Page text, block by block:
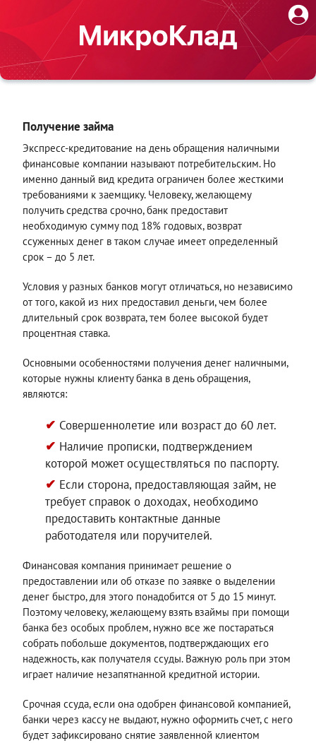
Получение займа
Экспресс-кредитование на день обращения наличными
финансовые компании называют потребительским. Но
именно данный вид кредита ограничен более жесткими
требованиями к заемщику. Человеку, желающему
получить средства срочно, банк предоставит
необходимую сумму под 18% годовых, возврат
ссуженных денег в таком случае имеет определенный
срок – до 5 лет.
Условия у разных банков могут отличаться, но независимо
от того, какой из них предоставил деньги, чем более
длительный срок возврата, тем более высокой будет
процентная ставка.
Основными особенностями получения денег наличными,
которые нужны клиенту банка в день обращения,
являются:
Совершеннолетие или возраст до 60 лет.
Наличие прописки, подтверждением
которой может осуществляться по паспорту.
Если сторона, предоставляющая займ, не
требует справок о доходах, необходимо
предоставить контактные данные
работодателя или поручителей.
Финансовая компания принимает решение о
предоставлении или об отказе по заявке о выделении
денег быстро, для этого понадобится от 5 до 15 минут.
Поэтому человеку, желающему взять взаймы при помощи
банка без особых проблем, нужно все же постараться
собрать побольше документов, подтверждающих его
надежность, как получателя ссуды. Важную роль при этом
играет наличие незапятнанной кредитной истории.
Срочная ссуда, если она одобрен финансовой компанией,
банки через кассу не выдают, нужно оформить счет, с него
будет зафиксировано снятие заявленной клиентом